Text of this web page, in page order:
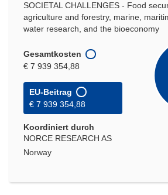
SOCIETAL CHALLENGES - Food
agriculture and forestry, marine,
water research, and the bioeconomy
Gesamtkosten
€ 7 939 354,88
EU-Beitrag
€ 7 939 354,88
Koordiniert durch
NORCE RESEARCH AS
Norway